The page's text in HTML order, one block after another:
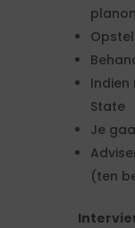
State
Je
(ten